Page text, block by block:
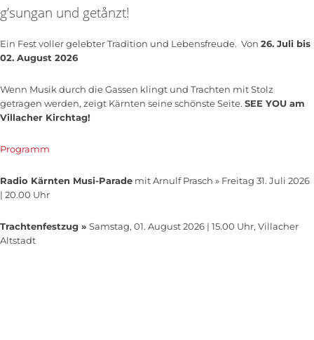
g’sungan und getånzt!
Ein Fest voller gelebter Tradition und Lebensfreude. Von 26. Juli bis
02. August 2026
Wenn Musik durch die Gassen klingt und Trachten mit Stolz
getragen werden, zeigt Kärnten seine schönste Seite. SEE YOU am
Villacher Kirchtag!
Programm
Radio Kärnten Musi-Parade mit Arnulf Prasch » Freitag 31. Juli 2026
| 20.00 Uhr
Trachtenfestzug » Samstag, 01. August 2026 | 15.00 Uhr, Villacher
Altstadt